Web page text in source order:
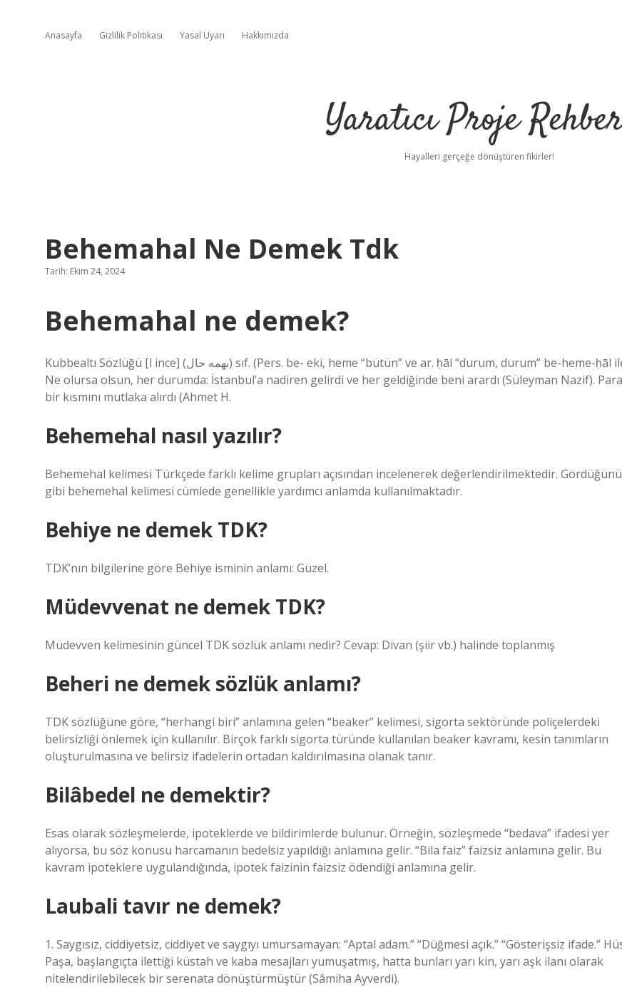
Anasayfa Gizlilik Politikası Yasal Uyarı Hakkımızda
Yaratıcı Proje
Hayalleri gerçeğe dönüştüren fikirler!
Behemahal Ne Demek Tdk
Tarih: Ekim 24, 2024
Behemahal ne demek?
Kubbealtı Sözlüğü [l ince] (ﺑﻬﻤﻪ ﺣﺎﻝ) sıf. (Pers. be- eki, heme “bütün” ve ar. ḥāl “durum, durum” be-heme-ḥāl ile)
Ne olursa olsun, her durumda: İstanbul’a nadiren gelirdi ve her geldiğinde beni arardı (Süleyman Nazif).
bir kısmını mutlaka alırdı (Ahmet H.
Behemehal nasıl yazılır?
Behemehal kelimesi Türkçede farklı kelime grupları açısından incelenerek değerlendirilmektedir.
gibi behemehal kelimesi cümlede genellikle yardımcı anlamda kullanılmaktadır.
Behiye ne demek TDK?
TDK’nın bilgilerine göre Behiye isminin anlamı: Güzel.
Müdevvenat ne demek TDK?
Müdevven kelimesinin güncel TDK sözlük anlamı nedir? Cevap: Divan (şiir vb.) halinde toplanmış
Beheri ne demek sözlük anlamı?
TDK sözlüğüne göre, “herhangi biri” anlamına gelen “beaker” kelimesi, sigorta sektöründe poliçelerdeki
belirsizliği önlemek için kullanılır. Birçok farklı sigorta türünde kullanılan beaker kavramı, kesin tanımların
oluşturulmasına ve belirsiz ifadelerin ortadan kaldırılmasına olanak tanır.
Bilâbedel ne demektir?
Esas olarak sözleşmelerde, ipoteklerde ve bildirimlerde bulunur. Örneğin, sözleşmede “bedava” ifadesi yer
alıyorsa, bu söz konusu harcamanın bedelsiz yapıldığı anlamına gelir. “Bila faiz” faizsiz anlamına gelir. Bu
kavram ipoteklere uygulandığında, ipotek faizinin faizsiz ödendiği anlamına gelir.
Laubali tavır ne demek?
1. Saygısız, ciddiyetsiz, ciddiyet ve saygıyı umursamayan: “Aptal adam.” “Düğmesi açık.” “Gösterişsiz ifade.”
Paşa, başlangıçta ilettiği küstah ve kaba mesajları yumuşatmış, hatta bunları yarı kin, yarı aşk ilanı olarak
nitelendirilebilecek bir serenata dönüştürmüştür (Sâmiha Ayverdi).